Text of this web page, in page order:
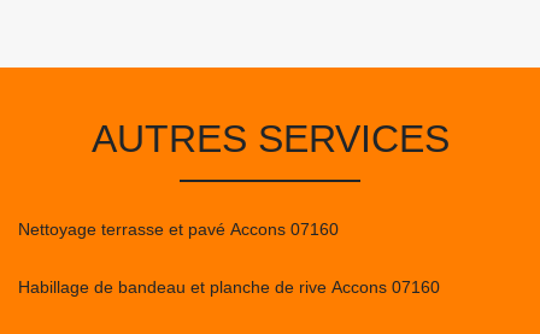
AUTRES SERVICES
Nettoyage terrasse et pavé Accons 07160
Habillage de bandeau et planche de rive Accons 07160